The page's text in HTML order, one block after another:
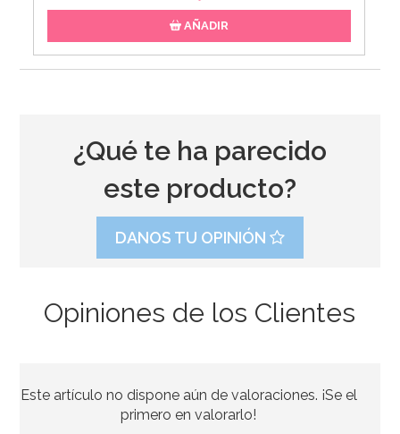
AÑADIR
¿Qué te ha parecido
este producto?
DANOS TU OPINIÓN
Opiniones de los Clientes
Este artículo no dispone aún de valoraciones. ¡Se el
primero en valorarlo!